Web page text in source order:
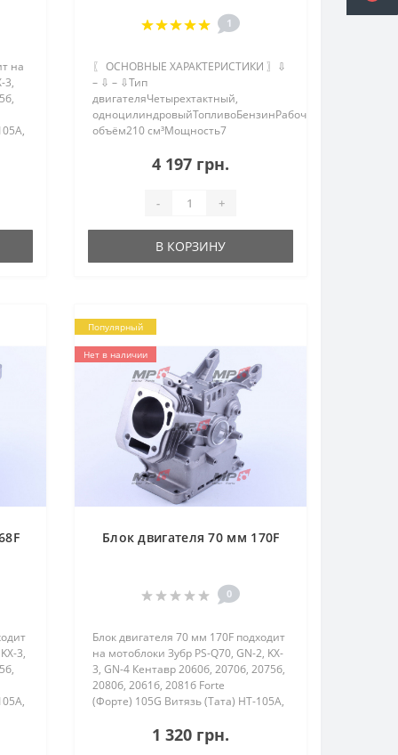
на
3,
1
〖 ОСНОВНЫЕ ХАРАКТЕРИСТИКИ 〗⇩
– ⇩ – ⇩Тип
двигателяЧетырехтактный,
одноцилиндровыйТопливоБензинРабочий
объём210 см³Мощность7
поршня70 мм / 54
ммОхлаждениеВоздушноеСистема
стартерВалШпоночныйДиаметр
вала19 ммДлин..
4 197 грн.
- +
В КОРЗИНУ
3,
Популярный
Нет в наличии
Блок двигателя 70 мм 170F
0
Блок двигателя 70 мм 170F подходит
на мотоблоки Зубр PS-Q70, GN-2, KX-
3, GN-4 Кентавр 2060б, 2070б, 2075б,
2080б, 2061б, 2081б Forte
(Форте) 105G Витязь (Тата) HT-105A,
1 320 грн.